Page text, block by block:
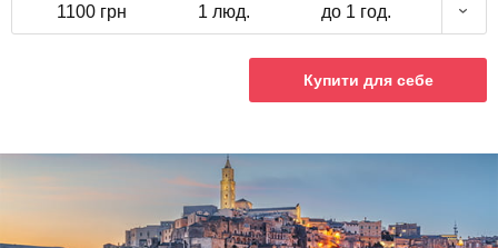
1100 грн 1 люд. до 1 год.
Купити для себе